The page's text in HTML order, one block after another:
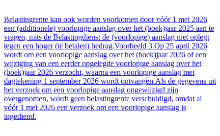
Belastingrente kan ook worden voorkomen door vóór 1 mei 2026
een (additionele) voorlopige aanslag over het (boek)jaar 2025 aan te
vragen, mits de Belastingdienst de (voorlopige) aanslag niet oplegt
tegen een hoger (te betalen) bedrag.Voorbeeld 3 Op 25 april 2026
wordt om een voorlopige aanslag over het (boek)jaar 2026 of een
wijziging van een eerder opgelegde voorlopige aanslag over het
(boek)jaar 2026 verzocht, waarna een voorlopige aanslag met
dagtekening 1 september 2026 wordt ontvangen.Als de gegevens uit
het verzoek om een voorlopige aanslag ongewijzigd zijn
overgenomen, wordt geen belastingrente verschuldigd, omdat al
vóór 1 mei 2026 een verzoek om een voorlopige aanslag is
ingediend.